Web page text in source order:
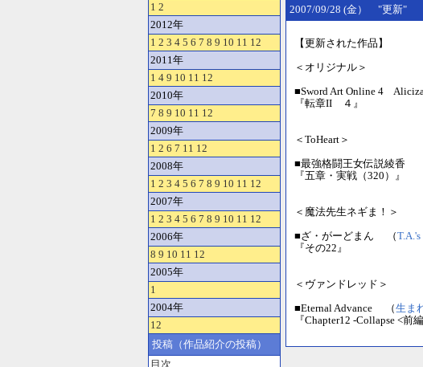
1 2
2012年
1 2 3 4 5 6 7 8 9 10 11 12
2011年
1 4 9 10 11 12
2010年
7 8 9 10 11 12
2009年
1 2 6 7 11 12
2008年
1 2 3 4 5 6 7 8 9 10 11 12
2007年
1 2 3 4 5 6 7 8 9 10 11 12
2006年
8 9 10 11 12
2005年
1
2004年
12
投稿（作品紹介の投稿）
目次
2007/09/28 (金） "更新"
【更新された作品】
＜オリジナル＞
■Sword Art Online 4
『転章II ４』
＜ToHeart＞
■最強格闘王女伝説綾香
『五章・実戦（320）』
＜魔法先生ネギま！＞
■ざ・がーどまん （
『その22』
＜ヴァンドレッド＞
■Eternal Advance （生ま
『Chapter12 -Collapse <